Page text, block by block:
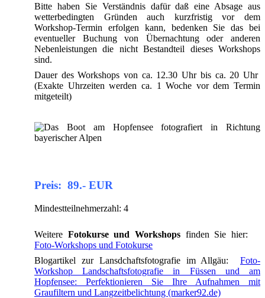
Bitte haben Sie Verständnis dafür daß eine Absage aus
wetterbedingten Gründen auch kurzfristig vor dem
Workshop-Termin erfolgen kann, bedenken Sie das bei
eventueller Buchung von Übernachtung oder anderen
Nebenleistungen die nicht Bestandteil dieses Workshops
sind.
Dauer des Workshops von ca. 12.30 Uhr bis ca. 20 Uhr
(Exakte Uhrzeiten werden ca. 1 Woche vor dem Termin
mitgeteilt)
Preis: 89.- EUR
Mindestteilnehmerzahl: 4
Weitere Fotokurse und Workshopsfinden Sie hier:
Foto-Workshops und Fotokurse
Blogartikel zur Lansdchaftsfotografie im Allgäu: Foto-
Workshop Landschaftsfotografie in Füssen und am
Hopfensee: Perfektionieren Sie Ihre Aufnahmen mit
Graufiltern und Langzeitbelichtung (marker92.de)